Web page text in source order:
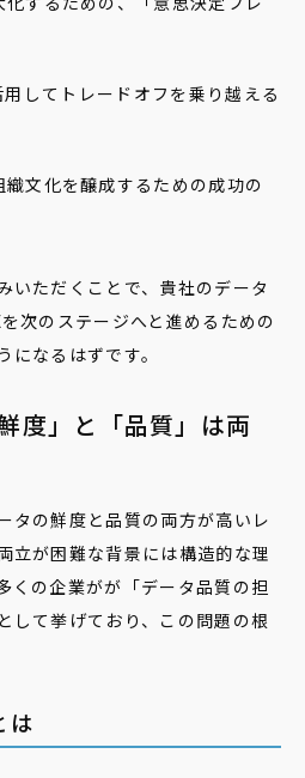
してトレードオフを乗り越える
文化を醸成するための成功の
いただくことで、貴社のデータ
次のステージへと進めるための
なるはずです。
度」と「品質」は両
タの鮮度と品質の両方が高いレ
立が困難な背景には構造的な理
くの企業がが「データ品質の担
して挙げており、この問題の根
は